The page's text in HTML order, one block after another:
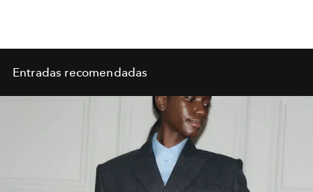
Entradas recomendadas